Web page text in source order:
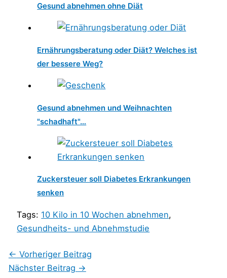
Gesund abnehmen ohne Diät
Ernährungsberatung oder Diät? Welches ist
der bessere Weg?
Gesund abnehmen und Weihnachten
"schadhaft"…
Zuckersteuer soll Diabetes Erkrankungen
senken
Tags: 10 Kilo in 10 Wochen abnehmen,
Gesundheits- und Abnehmstudie
← Vorheriger Beitrag
Nächster Beitrag →